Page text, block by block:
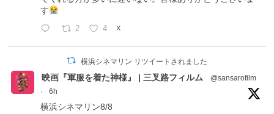
す
2 4 X
横浜シネマリン リツイートされました
映画『軍服を着た神様』 | 三叉路フィルム
@sansarofilm
·
6h
横浜シネマリン8/8